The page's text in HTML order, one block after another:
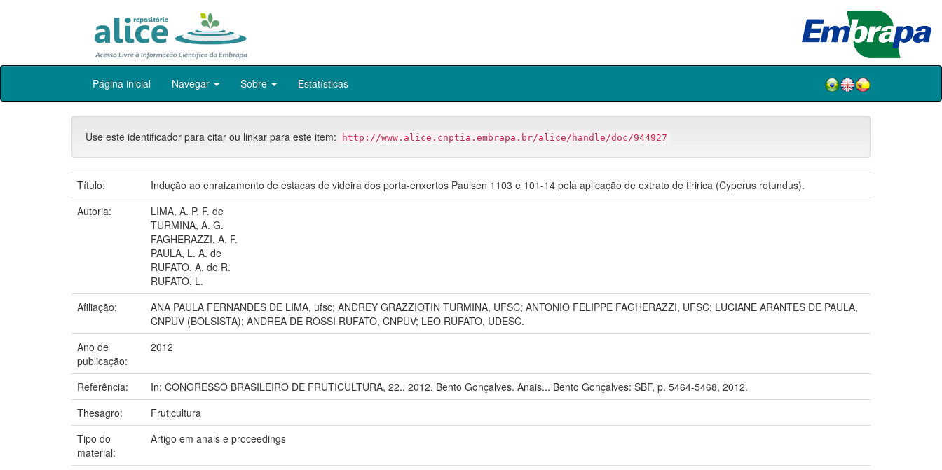
Skip
Página inicial Navegar Sobre Estatísticas
Use este identificador para citar ou linkar para este item: http://www.alice.cnptia.embrapa.br/alice/handle/doc/944927
Título:
Indução ao enraizamento de estacas de videira dos porta-enxertos Paulsen 1103 e 101-14 pela aplicação de extrato de tiririca (Cyperus rotundus).
Autoria:
LIMA, A. P. F. de
TURMINA, A. G.
FAGHERAZZI, A. F.
PAULA, L. A. de
RUFATO, A. de R.
RUFATO, L.
Afiliação:
ANA PAULA FERNANDES DE LIMA, ufsc; ANDREY GRAZZIOTIN TURMINA, UFSC; ANTONIO FELIPPE FAGHERAZZI, UFSC; LUCIANE ARANTES DE PAULA,
CNPUV (BOLSISTA); ANDREA DE ROSSI RUFATO, CNPUV; LEO RUFATO, UDESC.
Ano de
publicação:
2012
Referência:
In: CONGRESSO BRASILEIRO DE FRUTICULTURA, 22., 2012, Bento Gonçalves. Anais... Bento Gonçalves: SBF, p. 5464-5468, 2012.
Thesagro:
Fruticultura
Tipo do
material:
Artigo em anais e proceedings